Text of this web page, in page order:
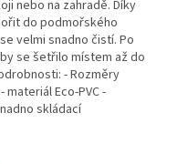
nebo na zahradě. Díky
do podmořského
velmi snadno čistí. Po
se šetřilo místem až do
- Rozměry
materiál Eco-PVC -
skládací